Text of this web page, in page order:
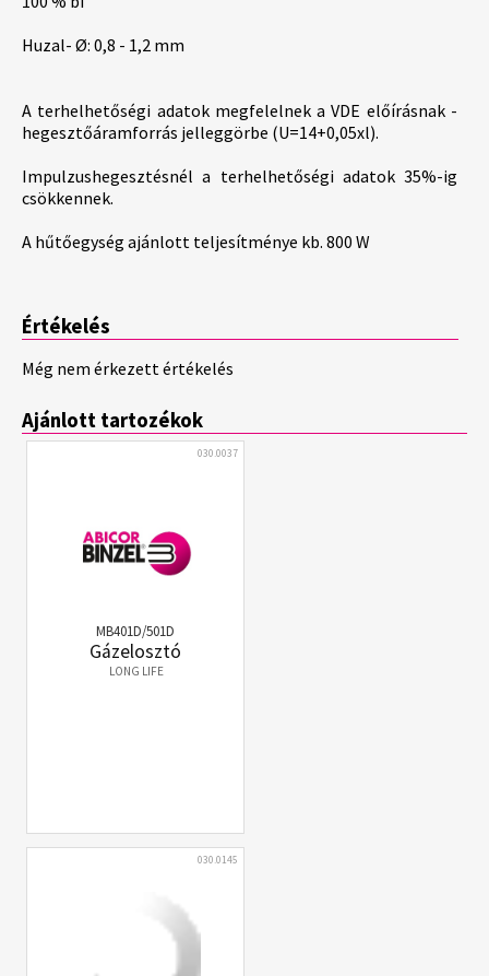
Huzal- Ø: 0,8 - 1,2 mm
A terhelhetőségi adatok megfelelnek a VDE előírásnak -
hegesztőáramforrás jelleggörbe (U=14+0,05xl).
Impulzushegesztésnél a terhelhetőségi adatok 35%-ig
csökkennek.
A hűtőegység ajánlott teljesítménye kb. 800 W
Értékelés
Még nem érkezett értékelés
Ajánlott tartozékok
030.0037
MB401D/501D
Gázelosztó
LONG LIFE
030.0145